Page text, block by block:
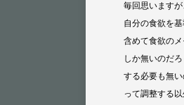
毎回思います
自分の食欲を
含めて食欲の
しか無いのだ
する必要も無
って調整する